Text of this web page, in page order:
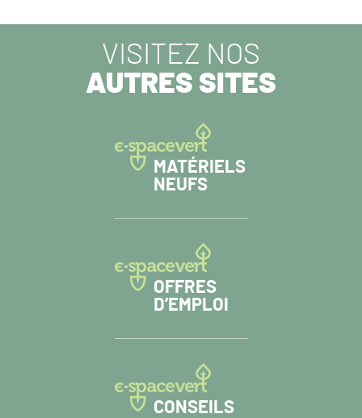
VISITEZ NOS
AUTRES SITES
MATÉRIELS
NEUFS
OFFRES
D’EMPLOI
CONSEILS